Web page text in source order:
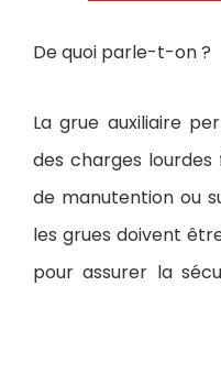
De quoi parle-t-on ?
La grue auxiliaire
des charges
de manutention ou
les grues doivent
pour assurer la